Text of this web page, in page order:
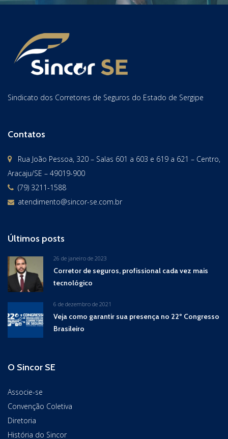
Sindicato dos Corretores de Seguros do Estado de Sergipe
Contatos
Rua João Pessoa, 320 – Salas 601 a 603 e 619 a 621 – Centro,
Aracaju/SE – 49019-900
(79) 3211-1588
atendimento@sincor-se.com.br
Últimos posts
26 de janeiro de 2023
Corretor de seguros, profissional cada vez mais
tecnológico
6 de dezembro de 2021
Veja como garantir sua presença no 22º Congresso
Brasileiro
O Sincor SE
Associe-se
Convenção Coletiva
Diretoria
História do Sincor